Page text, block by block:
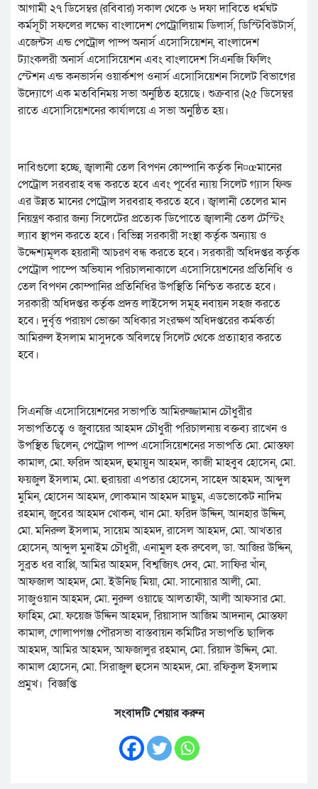
আগামী ২৭ ডিসেম্বর (রবিবার) সকাল থেকে ৬ দফা দাবিতে ধর্মঘট
কর্মসূচী সফলের লক্ষ্যে বাংলাদেশ পেট্রোলিয়াম ডিলার্স, ডিস্টিবিউটার্স,
এজেন্টস এন্ড পেট্রোল পাম্প অনার্স এসোসিয়েশন, বাংলাদেশ
ট্যাংকলরী অনার্স এসোসিয়েশন এবং বাংলাদেশ সিএনজি ফিলিং
স্টেশন এন্ড কনভার্সন ওয়ার্কশপ ওনার্স এসোসিয়েশন সিলেট বিভাগের
উদ্যোগে এক মতবিনিময় সভা অনুষ্ঠিত হয়েছে। শুক্রবার (২৫ ডিসেম্বর
রাতে এসোসিয়েশনের কার্যালয়ে এ সভা অনুষ্ঠিত হয়।
দাবিগুলো হচ্ছে, জ্বালানী তেল বিপণন কোম্পানি কর্তৃক নি¤œমানের
পেট্রোল সরবরাহ বন্ধ করতে হবে এবং পূর্বের ন্যায় সিলেট গ্যাস ফিল্ড
এর উন্নত মানের পেট্রোল সরবরাহ করতে হবে। জ্বালানী তেলের মান
নিয়ন্ত্রণ করার জন্য সিলেটের প্রত্যেক ডিপোতে জ্বালানী তেল টেস্টিং
ল্যাব স্থাপন করতে হবে। বিভিন্ন সরকারী সংস্থা কর্তৃক অন্যায় ও
উদ্দেশ্যমূলক হয়রানী আচরণ বন্ধ করতে হবে। সরকারী অধিদপ্তর কর্তৃক
পেট্রোল পাম্পে অভিযান পরিচালনাকালে এসোসিয়েশনের প্রতিনিধি ও
তেল বিপণন কোম্পানির প্রতিনিধির উপস্থিতি নিশ্চিত করতে হবে।
সরকারী অধিদপ্তর কর্তৃক প্রদত্ত লাইসেন্স সমূহ নবায়ন সহজ করতে
হবে। দুর্বৃত্ত পরায়ণ ভোক্তা অধিকার সংরক্ষণ অধিদপ্তরের কর্মকর্তা
আমিরুল ইসলাম মাসুদকে অবিলম্বে সিলেট থেকে প্রত্যাহার করতে
হবে।
সিএনজি এসোসিয়েশনের সভাপতি আমিরুজ্জামান চৌধুরীর
সভাপতিত্বে ও জুবায়ের আহমদ চৌধুরী পরিচালনায় বক্তব্য রাখেন ও
উপস্থিত ছিলেন, পেট্রোল পাম্প এসোসিয়েশনের সভাপতি মো. মোস্তফা
কামাল, মো. ফরিদ আহমদ, হুমায়ুন আহমদ, কাজী মাহবুব হোসেন, মো.
ফয়জুল ইসলাম, মো. হুরায়রা এপতার হোসেন, সাহেদ আহমদ, আব্দুল
মুমিন, হোসেন আহমদ, লোকমান আহমদ মাছুম, এডভোকেট নাদিম
রহমান, জুবের আহমদ খোকন, খান মো. ফরিদ উদ্দিন, আনহার উদ্দিন,
মো. মনিরুল ইসলাম, সায়েম আহমদ, রাসেল আহমদ, মো. আখতার
হোসেন, আব্দুল মুনাইম চৌধুরী, এনামুল হক রুবেল, ডা. আজির উদ্দিন,
সুব্রত ধর বাপ্পি, আমির আহমদ, বিশ্বজ্যিৎ দেব, মো. সাফির খাঁন,
আফজাল আহমদ, মো. ইউনিছ মিয়া, মো. সানোয়ার আলী, মো.
সাজুওয়ান আহমদ, মো. নুরুল ওয়াছে আলতাফী, আলী আফসার মো.
ফাহিম, মো. ফয়েজ উদ্দিন আহমদ, রিয়াসাদ আজিম আদনান, মোস্তফা
কামাল, গোলাপগঞ্জ পৌরসভা বাস্তবায়ন কমিটির সভাপতি ছালিক
আহমদ, আমির আহমদ, আফজালুর রহমান, মো. রিয়াদ উদ্দিন, মো.
কামাল হোসেন, মো. সিরাজুল হুসেন আহমদ, মো. রফিকুল ইসলাম
প্রমুখ। বিজ্ঞপ্তি
সংবাদটি শেয়ার করুন